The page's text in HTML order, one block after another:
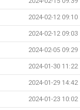
2024-02-12 09:10
2024-02-12 09:03
2024-02-05 09:29
2024-01-30 11:22
2024-01-29 14:42
2024-01-23 10:02